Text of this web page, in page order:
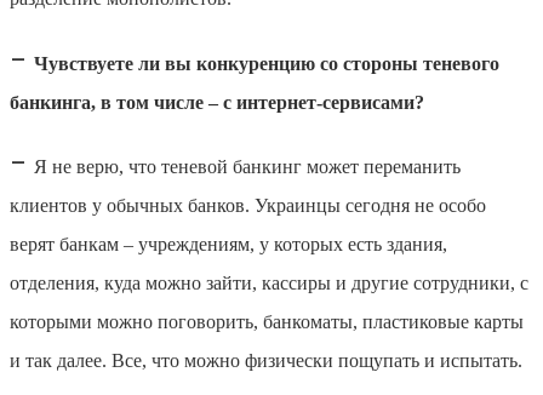
– Чувствуете ли вы конкуренцию со стороны теневого
банкинга, в том числе – с интернет-сервисами?
– Я не верю, что теневой банкинг может переманить
клиентов у обычных банков. Украинцы сегодня не особо
верят банкам – учреждениям, у которых есть здания,
отделения, куда можно зайти, кассиры и другие сотрудники, с
которыми можно поговорить, банкоматы, пластиковые карты
и так далее. Все, что можно физически пощупать и испытать.